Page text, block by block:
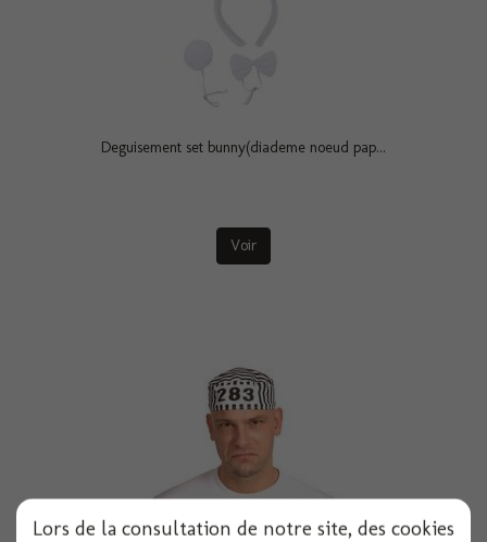
Deguisement set bunny(diademe noeud pap...
Voir
Lors de la consultation de notre site, des cookies